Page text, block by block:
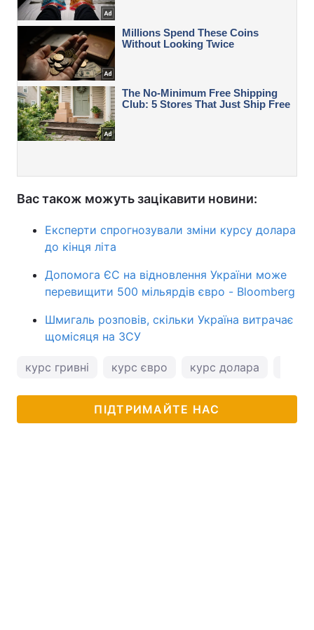
Вас також можуть зацікавити новини:
Експерти спрогнозували зміни курсу долара
до кінця літа
Допомога ЄС на відновлення України може
перевищити 500 мільярдів євро - Bloomberg
Шмигаль розповів, скільки Україна витрачає
щомісяця на ЗСУ
курс гривні курс євро курс долара
ПІДТРИМАЙТЕ НАС